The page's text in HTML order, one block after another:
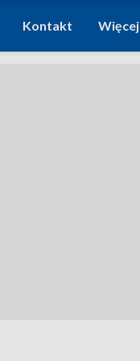
Kontakt Więcej